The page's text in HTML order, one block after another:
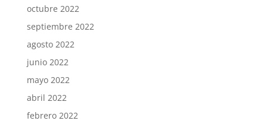
octubre 2022
septiembre 2022
agosto 2022
junio 2022
mayo 2022
abril 2022
febrero 2022